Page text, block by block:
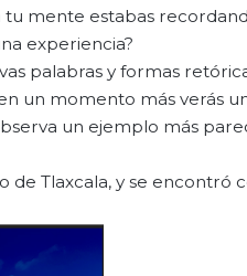
mente estabas
experiencia?
palabras y formas
un momento más verás
un ejemplo más
Tlaxcala, y se encontró